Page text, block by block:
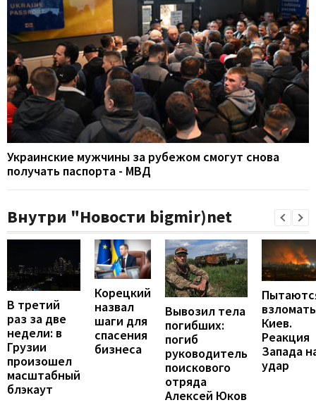
Украинские мужчины за рубежом смогут снова
получать паспорта - МВД
Внутри "Новости bigmir)net
В третий
раз за две
недели: в
Грузии
произошел
масштабный
блэкаут
Корецкий
назвал
шаги для
спасения
бизнеса
Вывозил тела
погибших:
погиб
руководитель
поискового
отряда
Алексей Юков
взломать
Киев.
Реакция
Запада
удар